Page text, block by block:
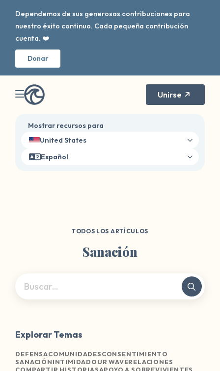
Dependemos de sus generosas contribuciones para
nuestro éxito continuo. Cada pequeña contribución
cuenta. ❤️
Donar
Unirse
Mostrar recursos para
United States
Español
TODOS LOS ARTÍCULOS
Sanación
Explorar Temas
DEFENSACOMUNIDADESCONSENTIMIENTO
SANACIÓNINTIMIDADOUR WAVERELACIONES